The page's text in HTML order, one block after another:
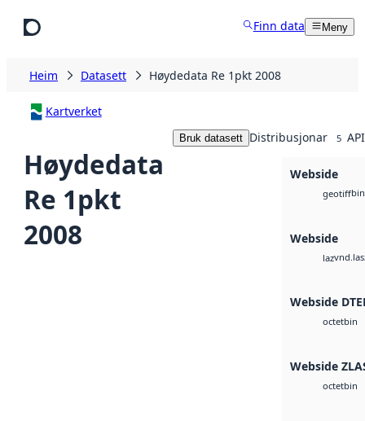
Finn data Meny
Heim Datasett Høydedata Re 1pkt 2008
Kartverket
Høydedata
Re 1pkt
2008
Bruk datasett Distribusjonar 5
Webside
geotiffbin
Webside
laz
Webside
octetbin
Webside
octetbin